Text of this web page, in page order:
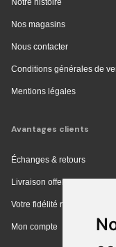
Notre histoire
Nos magasins
Nous contacter
Conditions générales de
Mentions légales
Avantages clients
Échanges & retours
Livraison offerte en magasin
Votre fidélité récompensée
Mon compte